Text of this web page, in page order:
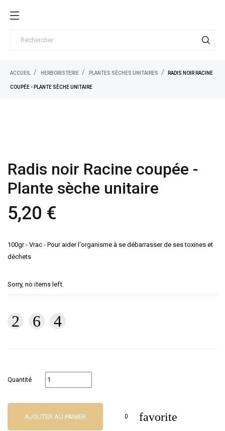
ACCUEIL HERBORISTERIE PLANTES SÈCHES UNITAIRES RADIS NOIR RACINE
COUPÉE - PLANTE SÈCHE UNITAIRE
Radis noir Racine coupée -
Plante sèche unitaire
5,20 €
100gr - Vrac - Pour aider l'organisme à se débarrasser de ses toxines et
déchets
Sorry, no items left.
Quantité
AJOUTER AU PANIER favorite
0